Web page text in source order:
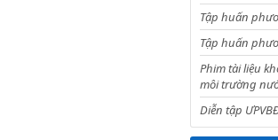
Tập huấn
Tập huấn
Phim tài liệu
môi trường
Diễn tập